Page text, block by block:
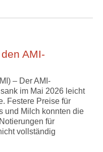
AMI-
– Der AMI-
im Mai 2026 leicht
Festere Preise für
und Milch konnten die
für
vollständig